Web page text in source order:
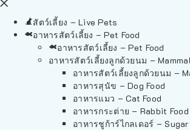
สัตว์เลี้ยง – Live Pets
อาหารสัตว์เลี้ยง – Pet Food
อาหารสัตว์เลี้ยง – Pet Food
อาหารสัตว์เลี้ยงลูกด้วยนม –
อาหารสัตว์เลี้ยงลูกด้วยนม –
อาหารสุนัข – Dog Food
อาหารแมว – Cat Food
อาหารกระต่าย – Rabbit Food
อาหารชูก้าร์ไกลเดอร์ –